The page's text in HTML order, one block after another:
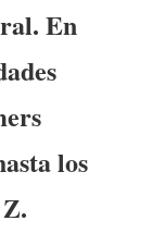
En
los